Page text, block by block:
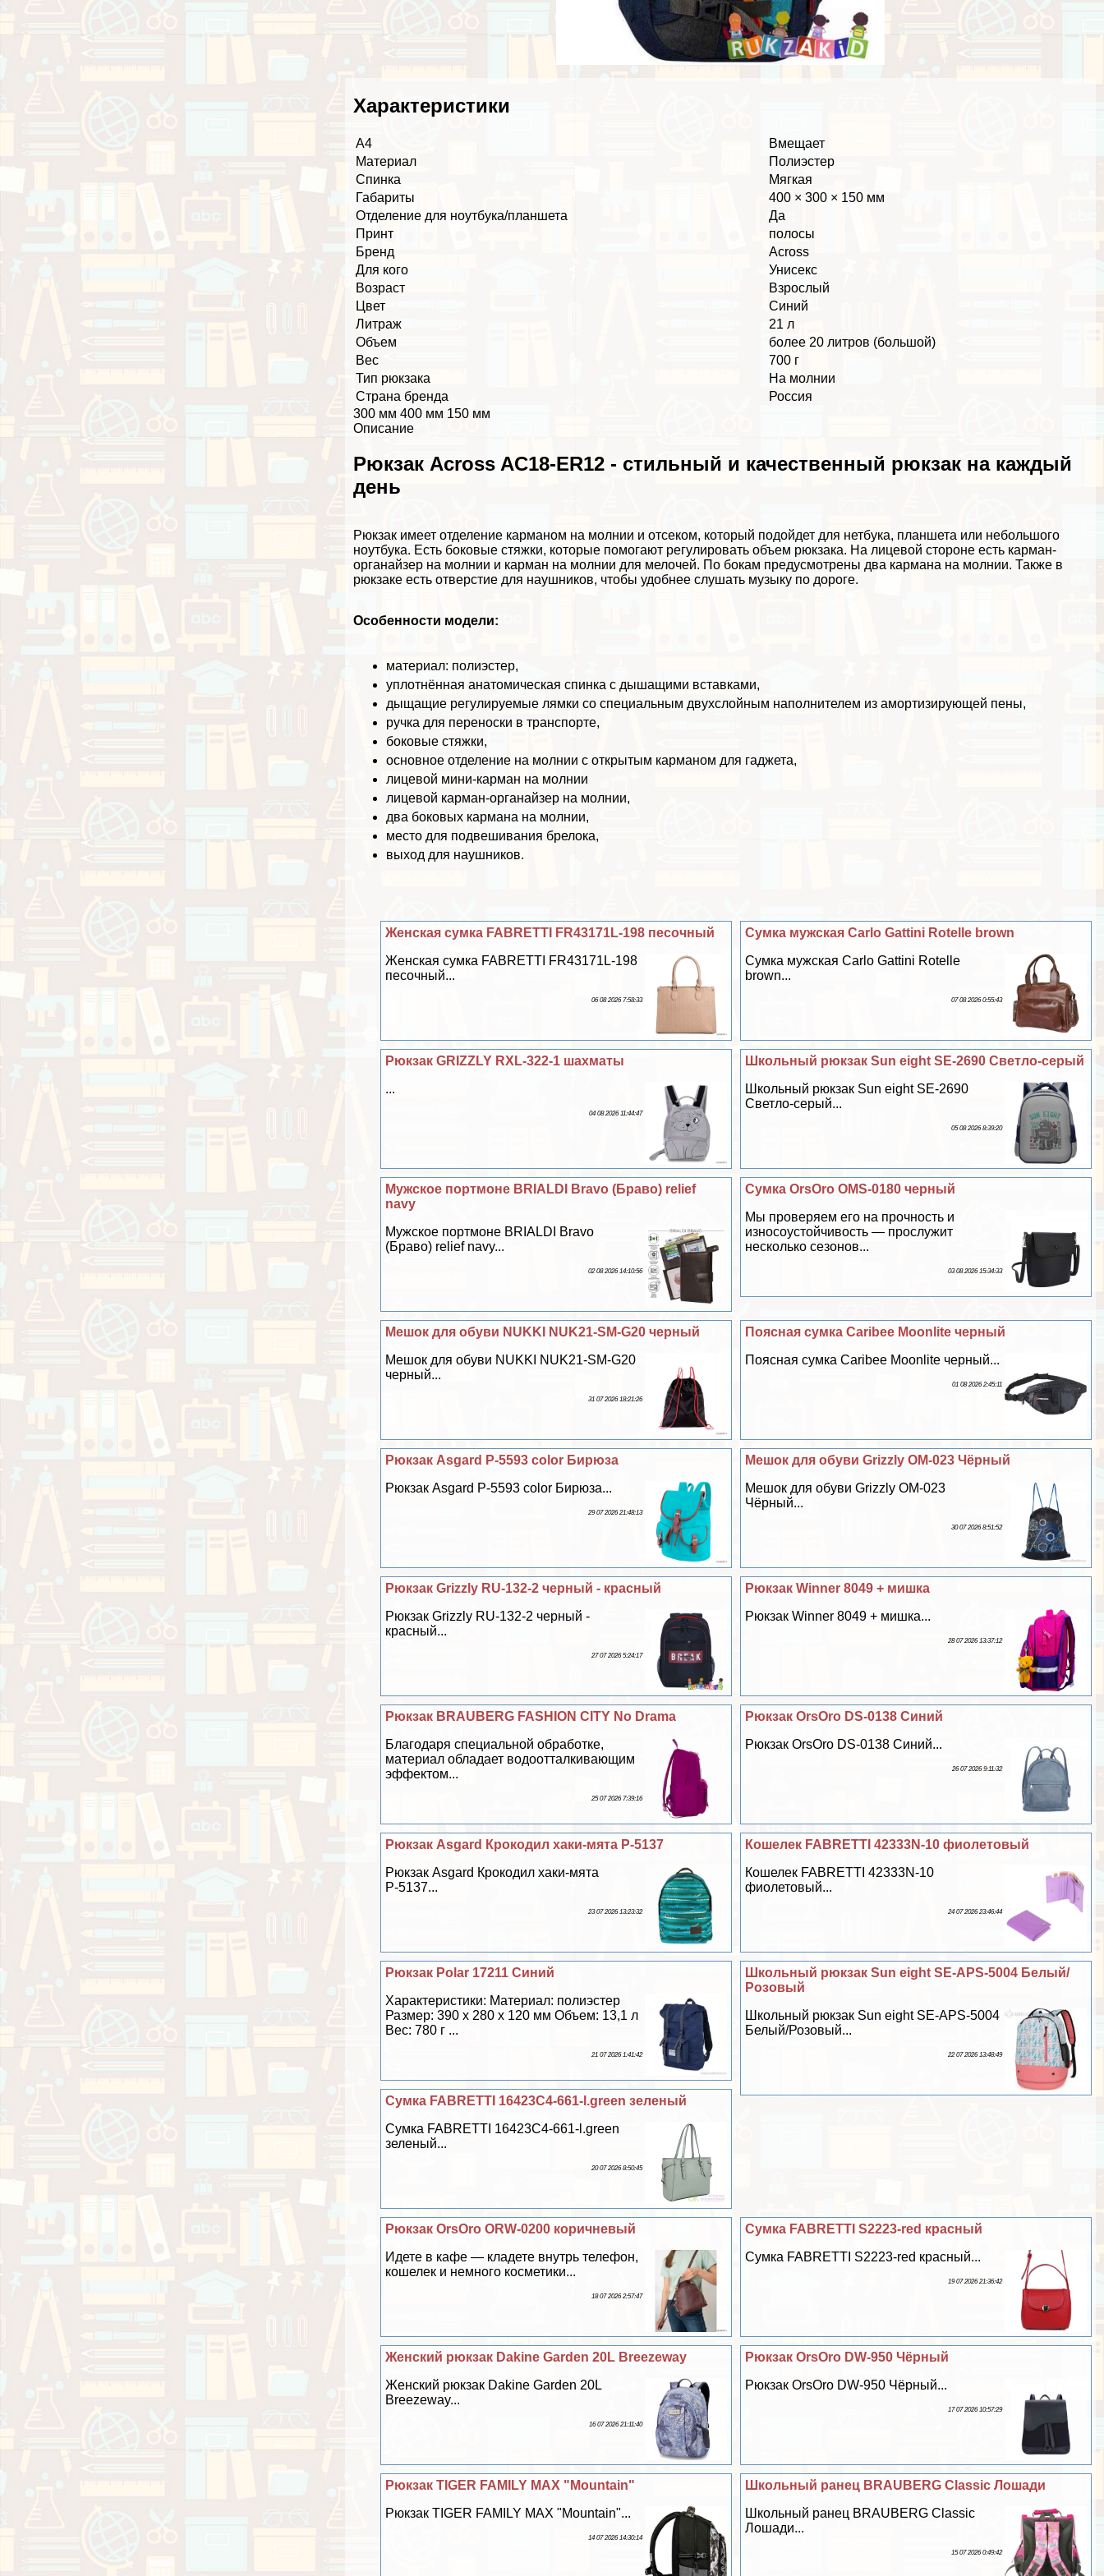
Хаpaктеристики
А4
Вмещает
Материал
Полиэстер
Спинка
Мягкая
Габариты
400 × 300 × 150 мм
Отделение для ноутбука/планшета
Да
Принт
полосы
Бренд
Across
Для кого
Униceкc
Возраст
Взрослый
Цвет
Синий
Литраж
21 л
Объем
более 20 литров (большой)
Вес
700 г
Тип рюкзака
На молнии
Страна бренда
Россия
300 мм 400 мм 150 мм
Описание
Рюкзак Across AC18-ER12 - стильный и качественный рюкзак на каждый
день
Рюкзак имеет отделение карманом на молнии и отсеком, который подойдет для нетбука, планшета или небольшого
ноутбука. Есть боковые стяжки, которые помогают регулировать объем рюкзака. На лицевой стороне есть карман-
органайзер на молнии и карман на молнии для мелочей. По бокам предусмотрены два кармана на молнии. Также в
рюкзаке есть отверстие для наушников, чтобы удобнее слушать музыку по дороге.
Особенности модели:
материал: полиэстер,
уплотнённая анатомическая спинка с дышащими вставками,
дыщащие регулируемые лямки со специальным двухслойным наполнителем из амортизирующей пены,
ручка для переноски в трaнcпорте,
боковые стяжки,
основное отделение на молнии с открытым карманом для гаджета,
лицевой мини-карман на молнии
лицевой карман-органайзер на молнии,
два боковых кармана на молнии,
место для подвешивания брелока,
выход для наушников.
Сумка мужская Carlo Gattini Rotelle brown
Сумка мужская Carlo Gattini Rotelle
brown...
07 08 2026 0:55:43
Женская сумка FABRETTI FR43171L-198 песочный
Женская сумка FABRETTI FR43171L-198
песочный...
06 08 2026 7:58:33
Школьный рюкзак Sun eight SE-2690 Светло-серый
Школьный рюкзак Sun eight SE-2690
Светло-серый...
05 08 2026 8:39:20
Рюкзак GRIZZLY RXL-322-1 шахматы
...
04 08 2026 11:44:47
Сумка OrsOro OMS-0180 черный
Мы проверяем его на прочность и
износоустойчивость — прослужит
несколько сезонов...
03 08 2026 15:34:33
Мужское портмоне BRIALDI Bravo (Браво) relief
navy
Мужское портмоне BRIALDI Bravo
(Браво) relief navy...
02 08 2026 14:10:56
Поясная сумка Caribee Moonlite черный
Поясная сумка Caribee Moonlite черный...
01 08 2026 2:45:11
Мешок для обуви NUKKI NUK21-SM-G20 черный
Мешок для обуви NUKKI NUK21-SM-G20
черный...
31 07 2026 18:21:26
Мешок для обуви Grizzly OM-023 Чёрный
Мешок для обуви Grizzly OM-023
Чёрный...
30 07 2026 8:51:52
Рюкзак Asgard Р-5593 color Бирюза
Рюкзак Asgard Р-5593 color Бирюза...
29 07 2026 21:48:13
Рюкзак Winner 8049 + мишка
Рюкзак Winner 8049 + мишка...
28 07 2026 13:37:12
Рюкзак Grizzly RU-132-2 черный - красный
Рюкзак Grizzly RU-132-2 черный -
красный...
27 07 2026 5:24:17
Рюкзак OrsOro DS-0138 Синий
Рюкзак OrsOro DS-0138 Синий...
26 07 2026 9:11:32
Рюкзак BRAUBERG FASHION CITY No Drama
Благодаря специальной обработке,
материал обладает водоотталкивающим
эффектом...
25 07 2026 7:39:16
Кошелек FABRETTI 42333N-10 фиолетовый
Кошелек FABRETTI 42333N-10
фиолетовый...
24 07 2026 23:46:44
Рюкзак Asgard Крокодил хаки-мята Р-5137
Рюкзак Asgard Крокодил хаки-мята
Р-5137...
23 07 2026 13:23:32
Школьный рюкзак Sun eight SE-APS-5004 Белый/
Розовый
Школьный рюкзак Sun eight SE-APS-5004
Белый/Розовый...
22 07 2026 13:48:49
Рюкзак Polar 17211 Синий
Хаpaктеристики: Материал: полиэстер
Размер: 390 х 280 х 120 мм Объем: 13,1 л
Вес: 780 г ...
21 07 2026 1:41:42
Сумка FABRETTI 16423C4-661-l.green зеленый
Сумка FABRETTI 16423C4-661-l.green
зеленый...
20 07 2026 8:50:45
Сумка FABRETTI S2223-red красный
Сумка FABRETTI S2223-red красный...
19 07 2026 21:36:42
Рюкзак OrsOro ORW-0200 коричневый
Идете в кафе — кладете внутрь телефон,
кошелек и немного косметики...
18 07 2026 2:57:47
Рюкзак OrsOro DW-950 Чёрный
Рюкзак OrsOro DW-950 Чёрный...
17 07 2026 10:57:29
Женский рюкзак Dakine Garden 20L Breezeway
Женский рюкзак Dakine Garden 20L
Breezeway...
16 07 2026 21:11:40
Школьный ранец BRAUBERG Classic Лошади
Школьный ранец BRAUBERG Classic
Лошади...
15 07 2026 0:49:42
Рюкзак TIGER FAMILY MAX "Mountain"
Рюкзак TIGER FAMILY MAX "Mountain"...
14 07 2026 14:30:14